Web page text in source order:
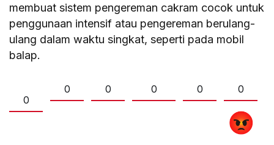
membuat sistem pengereman cakram cocok untuk
penggunaan intensif atau pengereman berulang-
ulang dalam waktu singkat, seperti pada mobil
balap.
0
0 0 0 0 0